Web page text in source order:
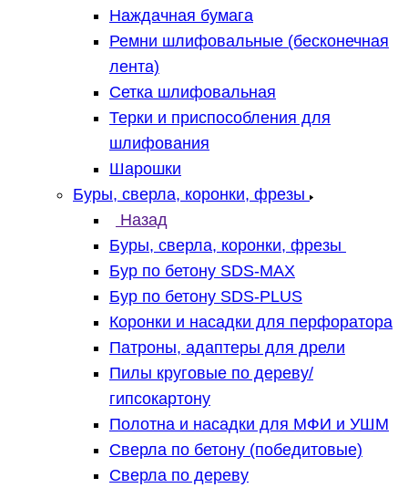
Наждачная бумага
Ремни шлифовальные (бесконечная
лента)
Сетка шлифовальная
Терки и приспособления для
шлифования
Шарошки
Буры, сверла, коронки, фрезы
Назад
Буры, сверла, коронки, фрезы
Бур по бетону SDS-MAX
Бур по бетону SDS-PLUS
Коронки и насадки для перфоратора
Патроны, адаптеры для дрели
Пилы круговые по дереву/
гипсокартону
Полотна и насадки для МФИ и УШМ
Сверла по бетону (победитовые)
Сверла по дереву